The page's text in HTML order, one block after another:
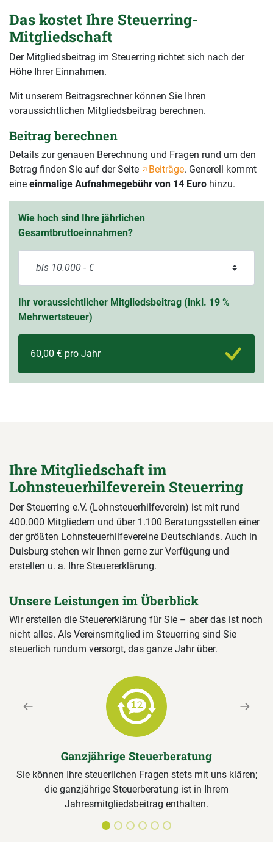
Das kostet Ihre Steuerring-
Mitgliedschaft
Der Mitgliedsbeitrag im Steuerring richtet sich nach der
Höhe Ihrer Einnahmen.
Mit unserem Beitragsrechner können Sie Ihren
voraussichtlichen Mitgliedsbeitrag berechnen.
Beitrag berechnen
Details zur genauen Berechnung und Fragen rund um den
Betrag finden Sie auf der Seite
Beiträge. Generell kommt
eine einmalige Aufnahmegebühr von 14 Euro hinzu.
Wie hoch sind Ihre jährlichen
Gesamtbruttoeinnahmen?
Ihr voraussichtlicher Mitgliedsbeitrag (inkl. 19 %
Mehrwertsteuer)
60,00 € pro Jahr
Ihre Mitgliedschaft im
Lohnsteuerhilfeverein Steuerring
Der Steuerring e.V. (Lohnsteuerhilfeverein) ist mit rund
400.000 Mitgliedern und über 1.100 Beratungsstellen einer
der größten Lohnsteuerhilfevereine Deutschlands. Auch in
Duisburg stehen wir Ihnen gerne zur Verfügung und
erstellen u. a. Ihre Steuererklärung.
Unsere Leistungen im Überblick
Wir erstellen die Steuererklärung für Sie – aber das ist noch
nicht alles. Als Vereinsmitglied im Steuerring sind Sie
steuerlich rundum versorgt, das ganze Jahr über.
Ganzjährige Steuerberatung
Sie können Ihre steuerlichen Fragen stets mit uns klären;
die ganzjährige Steuerberatung ist in Ihrem
Jahresmitgliedsbeitrag enthalten.
Previous Next